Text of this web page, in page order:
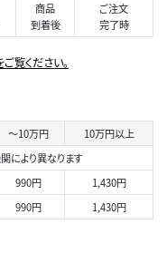
商品
到着後
ご注文
完了時
覧ください。
～10万円
10万円以上
により異なります
990円
1,430円
990円 1,430円